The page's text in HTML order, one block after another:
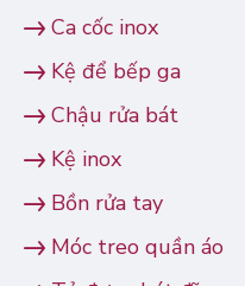
Ca cốc inox
Kệ để bếp ga
Chậu rửa bát
Kệ inox
Bồn rửa tay
Móc treo quần áo